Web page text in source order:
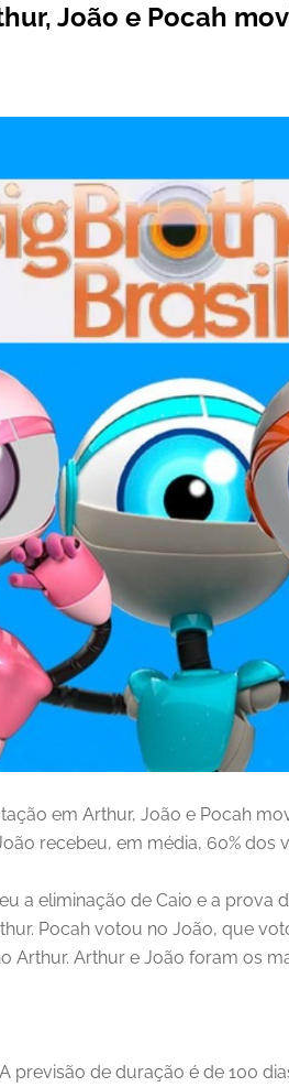
João e Pocah
em Arthur, João e Pocah
recebeu, em média, 60% dos
eliminação de Caio e a prova
Pocah votou no João, que
Arthur. Arthur e João foram os
previsão de duração é de 100